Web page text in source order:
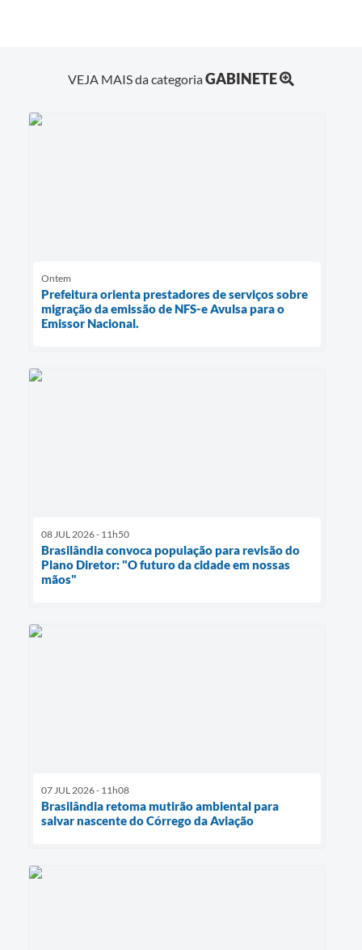
VEJA MAIS da categoriaGABINETE
Ontem
Prefeitura orienta prestadores de serviços sobre
migração da emissão de NFS-e Avulsa para o
Emissor Nacional.
08 JUL 2026 - 11h50
Brasilândia convoca população para revisão do
Plano Diretor: "O futuro da cidade em nossas
mãos"
07 JUL 2026 - 11h08
Brasilândia retoma mutirão ambiental para
salvar nascente do Córrego da Aviação